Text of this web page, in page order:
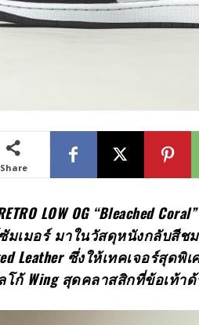
Share
LOW OG “Bleached Coral”
มเมอร์ มาในวัสดุหนังกลับสีช
Leather ซึ่งให้เทคเจอร์สุดพิ
โก้Wingสุดคลาสสิกที่ข้อเท้า